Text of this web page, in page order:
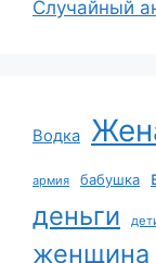
Случайный
Водка
армия бабушка
деньги
женщина